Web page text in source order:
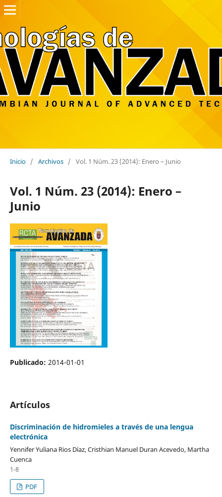
Inicio / Archivos / Vol. 1 Núm. 23 (2014): Enero – Junio
Vol. 1 Núm. 23 (2014): Enero –
Junio
Publicado: 2014-01-01
Artículos
Discriminación de hidromieles a través de una lengua
electrónica
Yennifer Yuliana Rios Díaz, Cristhian Manuel Duran Acevedo, Martha
Cuenca
1-8
PDF